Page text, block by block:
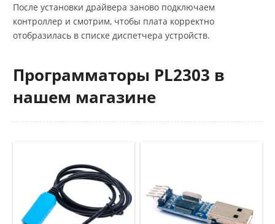
После установки драйвера заново подключаем
контроллер и смотрим, чтобы плата корректно
отобразилась в списке диспетчера устройств.
Программаторы PL2303 в
нашем магазине